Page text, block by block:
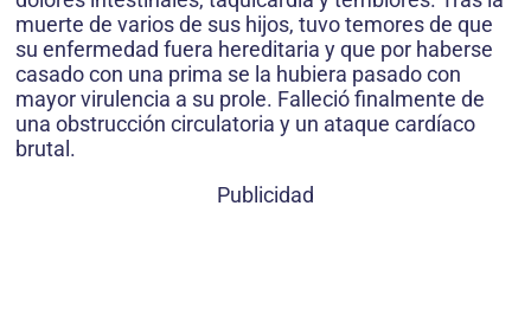
muerte de varios de sus hijos, tuvo temores de que
su enfermedad fuera hereditaria y que por haberse
casado con una prima se la hubiera pasado con
mayor virulencia a su prole. Falleció finalmente de
una obstrucción circulatoria y un ataque cardíaco
brutal.
Publicidad